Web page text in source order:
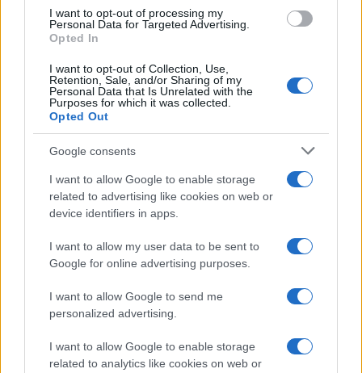
I want to opt-out of processing my
Personal Data for Targeted Advertising.
Opted In
I want to opt-out of Collection, Use,
Retention, Sale, and/or Sharing of my
Personal Data that Is Unrelated with the
Purposes for which it was collected.
Opted Out
Google consents
I want to allow Google to enable storage
related to advertising like cookies on web or
device identifiers in apps.
I want to allow my user data to be sent to
Google for online advertising purposes.
I want to allow Google to send me
personalized advertising.
I want to allow Google to enable storage
related to analytics like cookies on web or
dioscuri che si è scelto e che lo guidano nella
gestione non della cosa pubblica, ma della sua
tutto una macchina mediatica monstre, fatta di
sondaggi e di immagini costruite a tavolino nei
corridoi di Palazzo Chigi o negli angoli delle strade
anche l’occasione per un governo di dare prova di
efficienza e serietà e non la farsa alla quale
assistiamo, dai banchi di scuola a rotelle al caos
e dei divieti schizofrenici.
#CRISI GOVERNO #GIUSEPPE CONTE
Precedente
PAGINA
SUCCESSIVA